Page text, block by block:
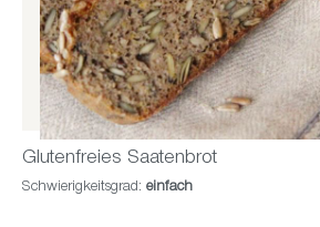
Glutenfreies Saatenbrot
Schwierigkeitsgrad: einfach